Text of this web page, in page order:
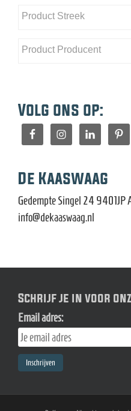
Volg ons op:
De Kaaswaag
Gedempte Singel 24 9401JP
info@dekaaswaag.nl
Schrijf je in voor
Email adres: